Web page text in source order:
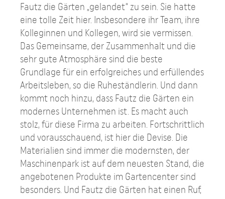
Fautz die Gärten „gelandet“ zu sein. Sie hatte
eine tolle Zeit hier. Insbesondere ihr Team, ihre
Kolleginnen und Kollegen, wird sie vermissen.
Das Gemeinsame, der Zusammenhalt und die
sehr gute Atmosphäre sind die beste
Grundlage für ein erfolgreiches und erfüllendes
Arbeitsleben, so die Ruheständlerin. Und dann
kommt noch hinzu, dass Fautz die Gärten ein
modernes Unternehmen ist. Es macht auch
stolz, für diese Firma zu arbeiten. Fortschrittlich
und vorausschauend, ist hier die Devise. Die
Materialien sind immer die modernsten, der
Maschinenpark ist auf dem neuesten Stand, die
angebotenen Produkte im Gartencenter sind
besonders. Und Fautz die Gärten hat einen Ruf,